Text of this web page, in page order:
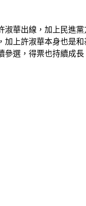
華出線，加上民進
上許淑華本身也是
選，得票也持續成